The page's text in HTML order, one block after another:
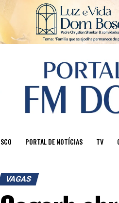
PORTAL DE NOTÍCIAS TV
VAGAS